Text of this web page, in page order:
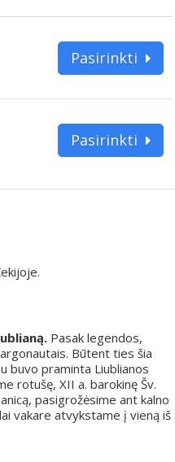
Pasirinkti
Pasirinkti
Pasak legendos,
Būtent ties šia
buvo praminta Liublianos
rotušę, XII a. barokinę Šv.
pasigrožėsime ant kalno
vakare atvykstame į vieną iš